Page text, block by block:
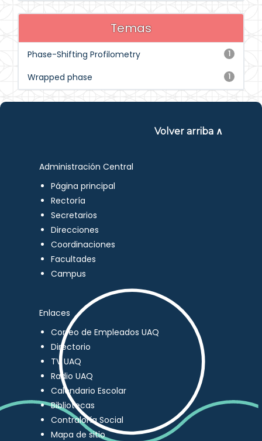
Temas
1
Phase-Shifting Profilometry
1
Wrapped phase
Volver arriba ∧
Administración Central
Página principal
Rectoría
Secretarios
Direcciones
Coordinaciones
Facultades
Campus
Enlaces
Correo de Empleados UAQ
Directorio
TV UAQ
Radio UAQ
Calendario Escolar
Bibliotecas
Contraloría Social
Mapa de sitio